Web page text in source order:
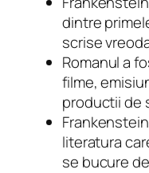
dintre
scrise
Romanul a
filme,
productii de
literatura
se bucure